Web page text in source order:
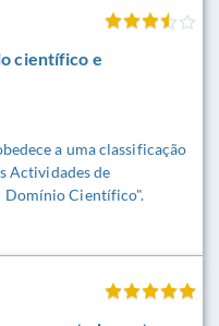
científico e
a uma classificação
Actividades de
Domínio Científico".